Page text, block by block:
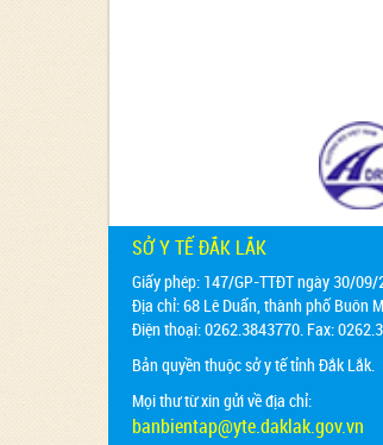
SỞ Y TẾ ĐẮK LẮK
Giấy phép: 147/GP-TTĐT ngày 30/
Địa chỉ:68 Lê Duẩn, thành phố Buôn
Điện thoại: 0262.3843770. Fax:
Bản quyền thuộc sở y tế tỉnh Đắk Lắk.
Mọi thư từ xin gửi về địa chỉ:
banbientap@yte.daklak.gov.vn